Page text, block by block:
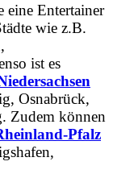
eine Entertainer
wie z.B.
ist es
Osnabrück,
Zudem können
Pfalz